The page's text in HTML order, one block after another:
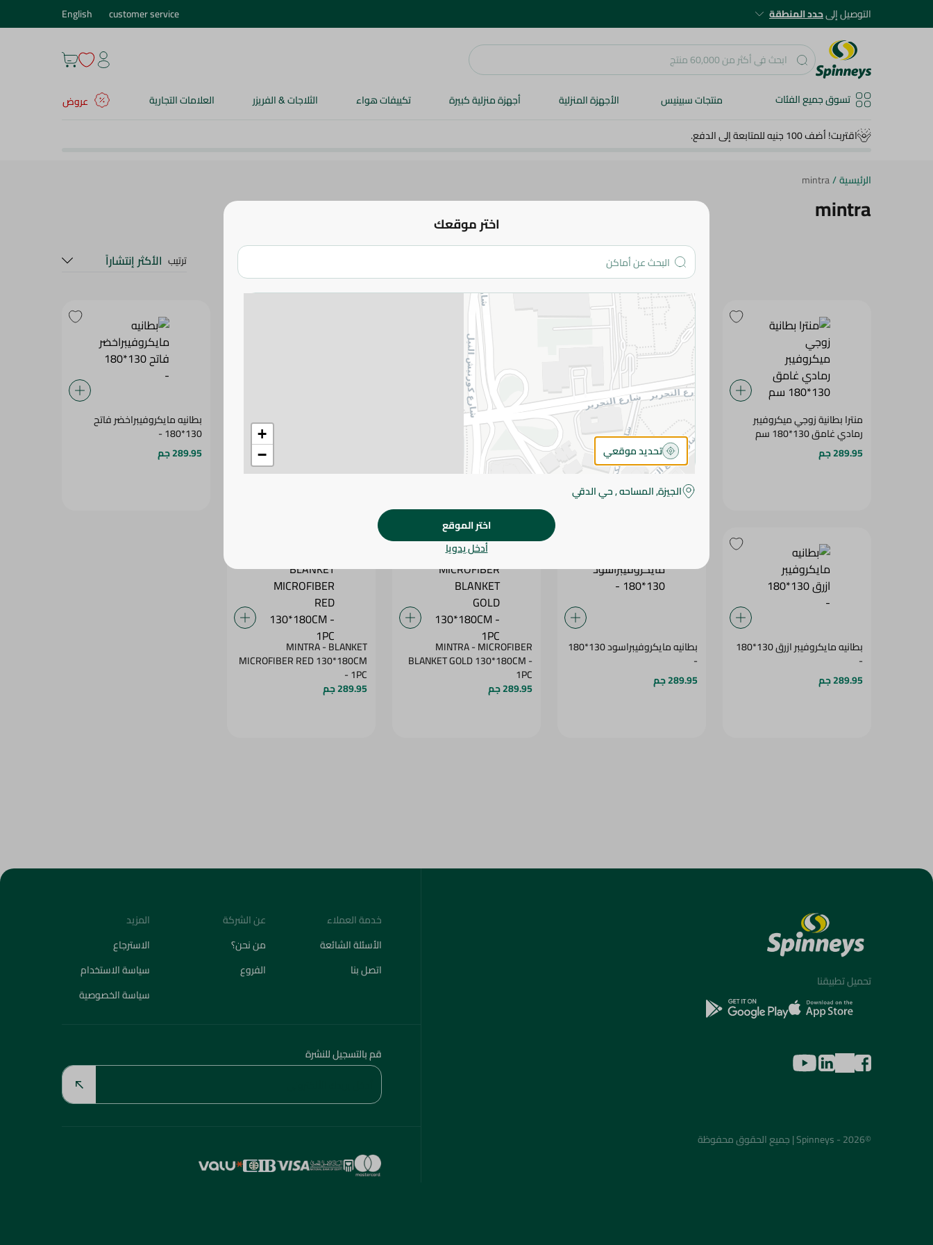
التوصيل إلىحدد المنطقة customer service
English
تسوق جميع الفئات منتجات سبينيس الأجهزة المنزلية أجهزة منزلية كبيرة تكييفات هواء الثلاجات & الفريزر العلامات التجارية
عروض
اقتربت! أضف 100 جنيه للمتابعة إلى الدفع.
الرئيسية/
mintra
mintra
ترتيب الأكثر إنتشاراً
منترا بطانية زوجي ميكروفيبر
رمادي غامق 130*180 سم
289.95 جم
منترا بطانية فردي ميكروفيبر بينك
130*180 سم
289.95 جم
منترا بطانية فردي ميكروفيبر
أصفر فاتح 130*180 سم
289.95 جم
منترا بطانية فردي ميكروفيبر بطانيه مايكروفيبراخضر فاتح
130*180 -
289.95 جم
بطانيه مايكروفيبر ازرق 130*180
-
289.95 جم
بطانيه مايكروفيبراسود 130*180
-
289.95 جم
MINTRA - MICROFIBER
BLANKET GOLD 130*180CM -
1PC
289.95 جم
MINTRA - BLANKET
MICROFIBER RED 130*180CM
- 1PC
289.95 جم
اختر موقعك
+
−
تحديد موقعي
الجيزة, المساحه , حي الدقي
اختر الموقع
أدخل يدويا
تحميل تطبيقنا
©2026 - Spinneys | جميع الحقوق محفوظة
خدمة العملاء
الأسئلة الشائعة
اتصل بنا
عن الشركة
من نحن؟
الفروع
المزيد
الاسترجاع
سياسة الاستخدام
سياسة الخصوصية
قم بالتسجيل للنشرة